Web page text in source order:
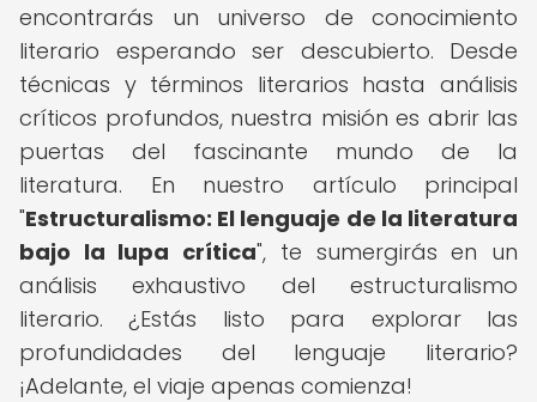
encontrarás un universo de conocimiento
literario esperando ser descubierto. Desde
técnicas y términos literarios hasta análisis
críticos profundos, nuestra misión es abrir las
puertas del fascinante mundo de la
literatura. En nuestro artículo principal
"Estructuralismo: El lenguaje de la literatura
bajo la lupa crítica", te sumergirás en un
análisis exhaustivo del estructuralismo
literario. ¿Estás listo para explorar las
profundidades del lenguaje literario?
¡Adelante, el viaje apenas comienza!